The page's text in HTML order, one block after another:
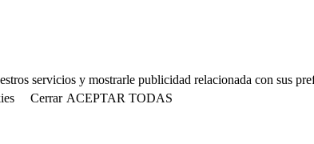
servicios y mostrarle publicidad relacionada con sus
Cerrar ACEPTAR TODAS